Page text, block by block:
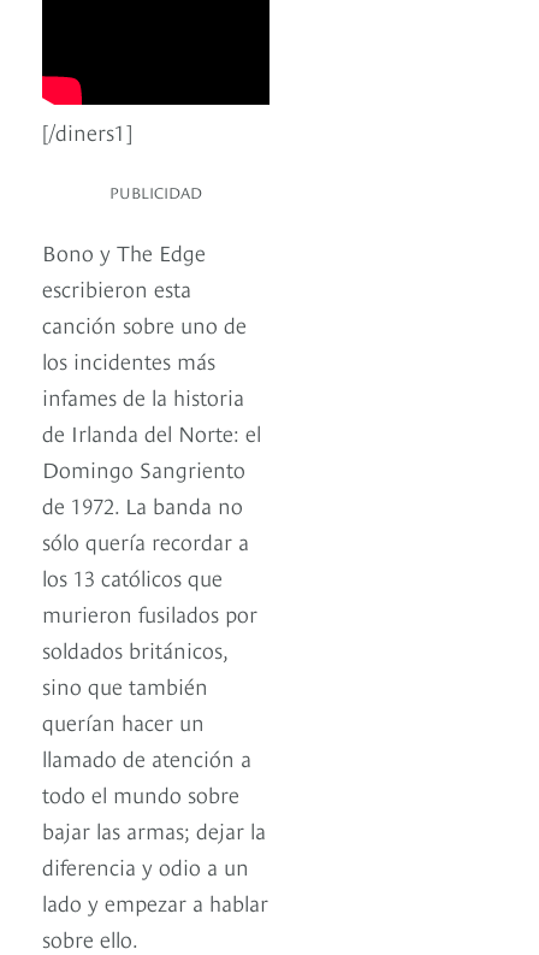
[/diners1]
PUBLICIDAD
Bono y The Edge
escribieron esta
canción sobre uno de
los incidentes más
infames de la historia
de Irlanda del Norte: el
Domingo Sangriento
de 1972. La banda no
sólo quería recordar a
los 13 católicos que
murieron fusilados por
soldados británicos,
sino que también
querían hacer un
llamado de atención a
todo el mundo sobre
bajar las armas; dejar la
diferencia y odio a un
lado y empezar a hablar
sobre ello.